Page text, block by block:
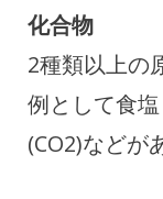
化合物
2種類以上の
例として食
(CO2)などが